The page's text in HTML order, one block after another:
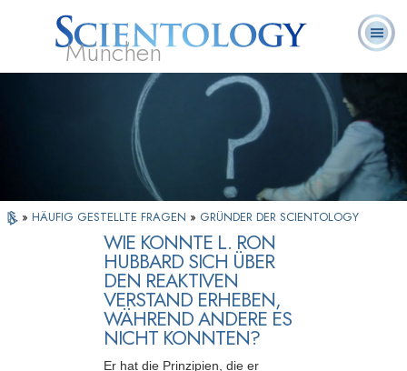
München
Scientology?
Ehrenamtliche
Geistliche
Häufig gestellte
Fragen
» HÄUFIG GESTELLTE FRAGEN » GRÜNDER DER SCIENTOLOGY
WIE KONNTE L. RON
HUBBARD SICH ÜBER
DEN REAKTIVEN
VERSTAND ERHEBEN,
WÄHREND ANDERE ES
NICHT KONNTEN?
Er hat die Prinzipien, die er